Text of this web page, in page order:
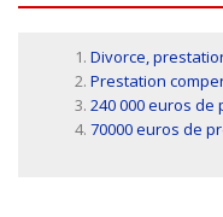
Divorce,
Prestation
240 000 euros
70000 euros de